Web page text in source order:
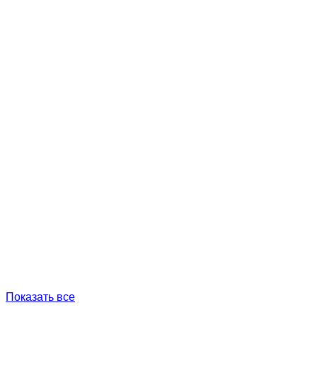
Показать все